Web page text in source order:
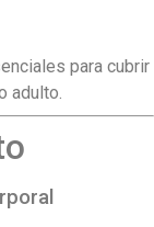
para cubrir
adulto.